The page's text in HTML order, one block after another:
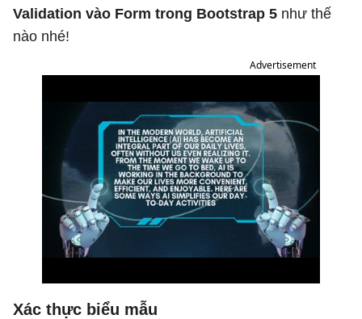
Validation vào Form trong Bootstrap 5 như thế
nào nhé!
Advertisement
Xác thực biểu mẫu